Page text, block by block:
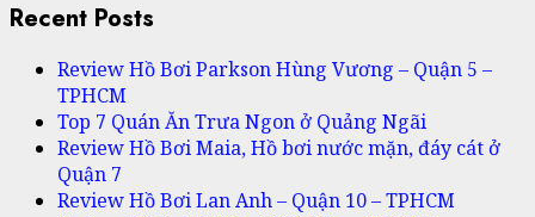
Recent Posts
Review Hồ Bơi Parkson Hùng Vương – Quận 5 –
TPHCM
Top 7 Quán Ăn Trưa Ngon ở Quảng Ngãi
Review Hồ Bơi Maia, Hồ bơi nước mặn, đáy cát ở
Quận 7
Review Hồ Bơi Lan Anh – Quận 10 – TPHCM